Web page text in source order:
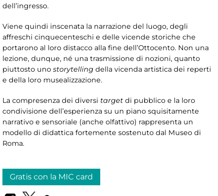
dell’ingresso.
Viene quindi inscenata la narrazione del luogo, degli
affreschi cinquecenteschi e delle vicende storiche che
portarono al loro distacco alla fine dell’Ottocento. Non una
lezione, dunque, né una trasmissione di nozioni, quanto
piuttosto uno storytelling della vicenda artistica dei reperti
e della loro musealizzazione.
La compresenza dei diversi target di pubblico e la loro
condivisione dell’esperienza su un piano squisitamente
narrativo e sensoriale (anche olfattivo) rappresenta un
modello di didattica fortemente sostenuto dal Museo di
Roma.
Gratis con la MIC card